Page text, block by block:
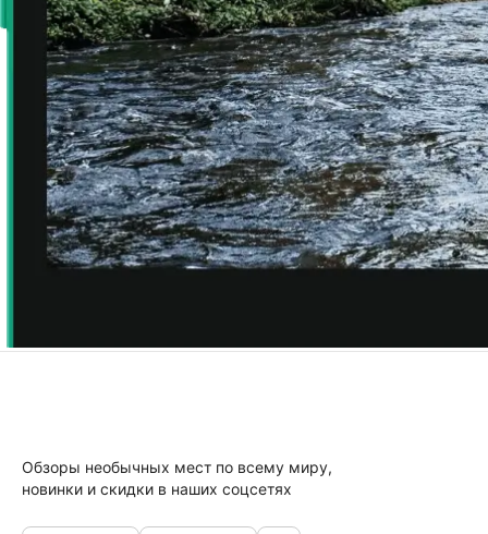
Обзоры необычных мест по всему миру,
новинки и скидки в наших соцсетях